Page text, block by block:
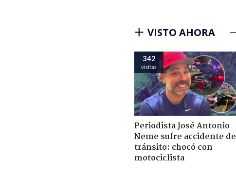
VISTO AHORA
342
visitas
Periodista José Antonio
Neme sufre accidente de
tránsito: chocó con
motociclista